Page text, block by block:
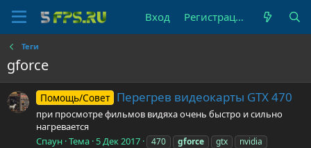
Вход Регистрация
Теги
gforce
Помощь/Совет Перегрев видеокарты GTX 470
при просмотре фильмов видяха очень быстро и сильно
нагревается
Спаун Тема 5 Дек 2017 470 gforce gtx
nvidia